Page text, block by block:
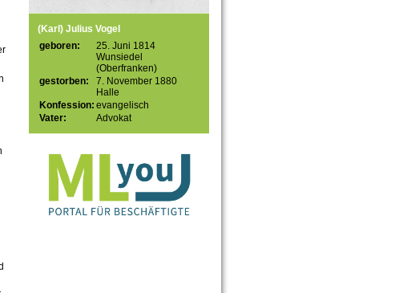
(Karl) Julius Vogel
geboren:
25. Juni 1814
Wunsiedel
(Oberfranken)
gestorben:
7. November 1880
Halle
Konfession: evangelisch
Vater:
Advokat